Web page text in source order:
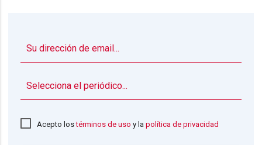
Acepto lostérminos de uso y lapolítica de privacidad